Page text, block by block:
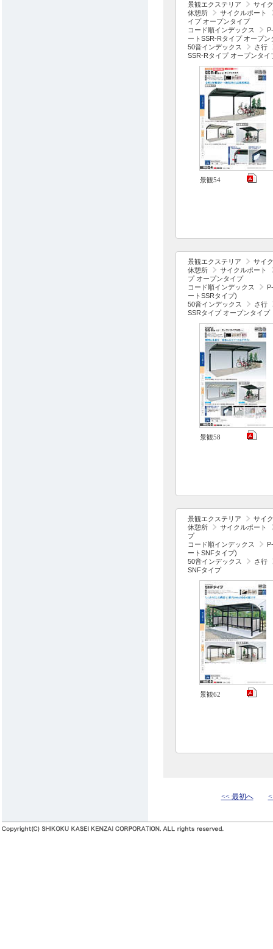
景観エクステリア
サイ
休憩所
サイクルポート
イプ オープンタイプ
コード順インデックス
ートSSR-Rタイプ オープン
50音インデックス
さ行
SSR-Rタイプ オープンタイ
景観54
景観エクステリア
サイ
休憩所
サイクルポート
プ オープンタイプ
コード順インデックス
ートSSRタイプ)
50音インデックス
さ行
SSRタイプ オープンタイプ
景観58
景観エクステリア
サイ
休憩所
サイクルポート
プ
コード順インデックス
ートSNFタイプ)
50音インデックス
さ行
SNFタイプ
景観62
<< 最初へ